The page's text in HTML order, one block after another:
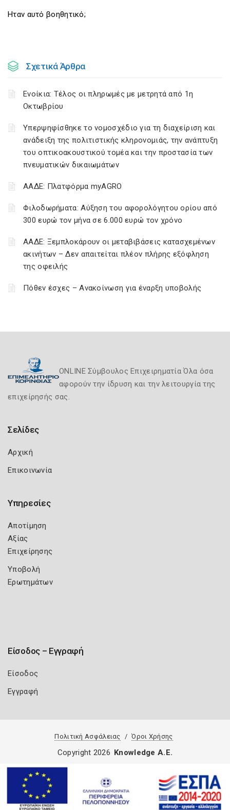
Ηταν αυτό βοηθητικό;
Σχετικά Άρθρα
Ενοίκια: Τέλος οι πληρωμές με μετρητά από 1η
Οκτωβρίου
Υπερψηφίσθηκε το νομοσχέδιο για τη διαχείριση και
ανάδειξη της πολιτιστικής κληρονομιάς, την ανάπτυξη
του οπτικοακουστικού τομέα και την προστασία των
πνευματικών δικαιωμάτων
ΑΑΔΕ: Πλατφόρμα myAGRO
Φιλοδωρήματα: Αύξηση του αφορολόγητου ορίου από
300 ευρώ τον μήνα σε 6.000 ευρώ τον χρόνο
ΑΑΔΕ: Ξεμπλοκάρουν οι μεταβιβάσεις κατασχεμένων
ακινήτων – Δεν απαιτείται πλέον πλήρης εξόφληση
της οφειλής
Πόθεν έσχες – Ανακοίνωση για έναρξη υποβολής
ONLINE Σύμβουλος Επιχειρηματία Όλα όσα
αφορούν την ίδρυση και την λειτουργία της
επιχείρησής σας.
Σελίδες
Αρχική
Επικοινωνία
Υπηρεσίες
Αποτίμηση
Αξίας
Επιχείρησης
Υποβολή
Ερωτημάτων
Είσοδος – Εγγραφή
Είσοδος
Εγγραφή
Πολιτική Ασφάλειας Όροι Χρήσης
Copyright 2026 Knowledge A.E.